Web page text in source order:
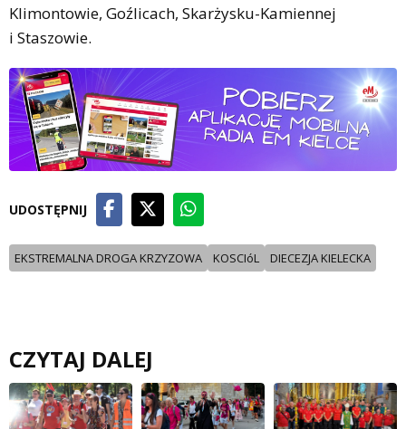
Klimontowie, Goźlicach, Skarżysku-Kamiennej
i Staszowie.
UDOSTĘPNIJ
EKSTREMALNA DROGA KRZYZOWA KOSCIóL DIECEZJA KIELECKA
CZYTAJ DALEJ